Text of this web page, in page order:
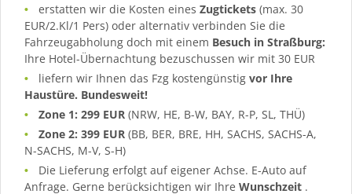
erstatten wir die Kosten einesZugtickets (max. 30
EUR/2.Kl/1 Pers) oder alternativ verbinden Sie die
Fahrzeugabholung doch mit einem Besuch in Straßburg:
Ihre Hotel-Übernachtung bezuschussen wir mit 30 EUR
liefern wir Ihnen das Fzg kostengünstigvor Ihre
Haustüre. Bundesweit!
Zone 1: 299 EUR (NRW, HE, B-W, BAY, R-P, SL, THÜ)
Zone 2: 399 EUR (BB, BER, BRE, HH, SACHS, SACHS-A,
N-SACHS, M-V, S-H)
Die Lieferung erfolgt auf eigener Achse. E-Auto auf
Anfrage. Gerne berücksichtigen wir Ihre Wunschzeit .